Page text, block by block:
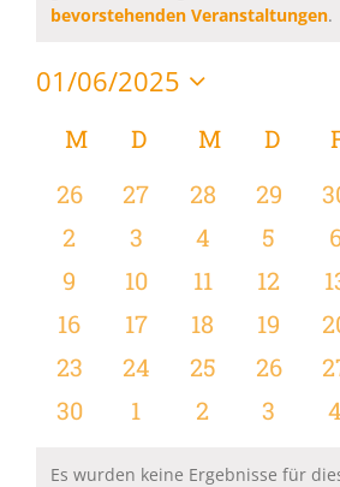
bevorstehenden Veranstaltungen.
01/06/2025
wählen.
Kalender
von
Veranstaltungen
MMONTAG
D DIENSTAG
M D
0
Veranstaltungen
26
0
Veranstaltungen
27
0
28
0
29
0
0
Veranstaltungen
2
0
Veranstaltungen
3
0
4
0
5
0
0
Veranstaltungen
9
0
Veranstaltungen
10
0
11
0
12
0
0
Veranstaltungen
16
0
Veranstaltungen
17
0
18
0
19
0
0
Veranstaltungen
23
0
Veranstaltungen
24
0
25
0
26
0
0
30
0
1
0
2
0
3
0
4
Es wurden keine Ergebnisse für